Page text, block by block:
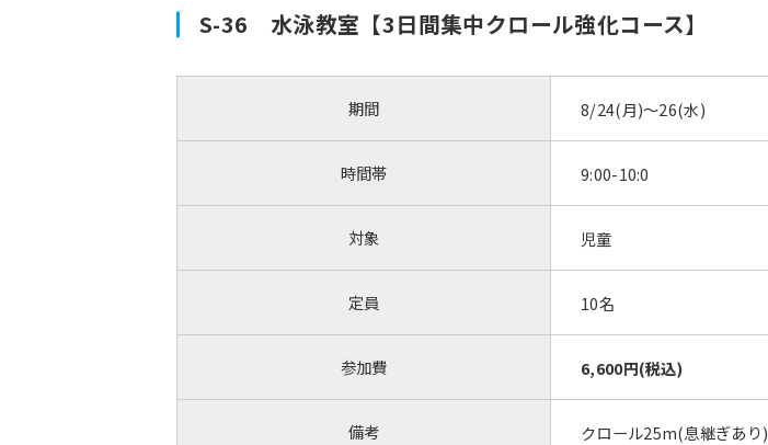
S-36 水泳教室【3日間集中クロール強化コース】
期間 8/24(月)～26(水)
時間帯 9:00-10:0
対象 児童
定員 10名
参加費 6,600円(税込)
備考 クロール25m(息継ぎあり)